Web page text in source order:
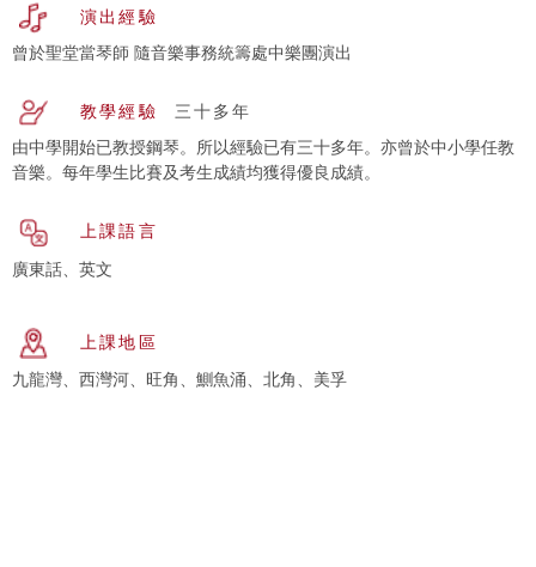
演出經驗
曾於聖堂當琴師 隨音樂事務統籌處中樂團演出
教學經驗
三十多年
由中學開始已教授鋼琴。所以經驗已有三十多年。亦曾於中小學任教
音樂。每年學生比賽及考生成績均獲得優良成績。
上課語言
廣東話、英文
上課地區
九龍灣、西灣河、旺角、鰂魚涌、北角、美孚